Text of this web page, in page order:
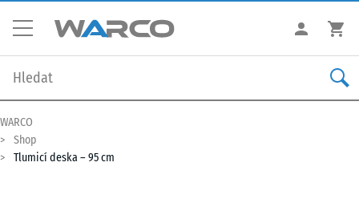
WARCO
Shop
Tlumicí deska – 95 cm